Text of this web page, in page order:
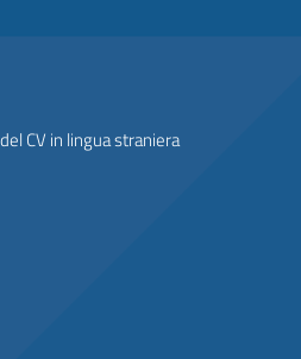
CV in lingua straniera